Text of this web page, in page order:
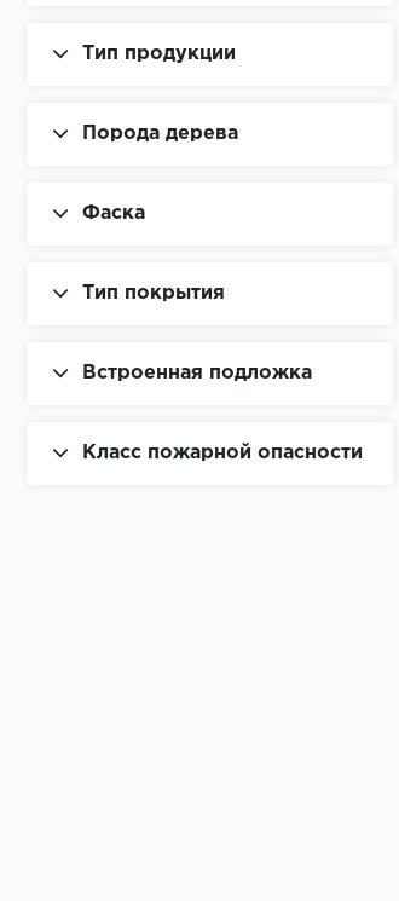
Тип продукции
Порода дерева
Фаска
Тип покрытия
Встроенная подложка
Класс пожарной опасности